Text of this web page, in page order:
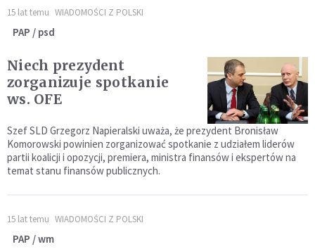
15 lat temu WIADOMOŚCI Z POLSKI
PAP / psd
Niech prezydent
zorganizuje spotkanie
ws. OFE
Szef SLD Grzegorz Napieralski uważa, że prezydent Bronisław
Komorowski powinien zorganizować spotkanie z udziałem liderów
partii koalicji i opozycji, premiera, ministra finansów i ekspertów na
temat stanu finansów publicznych.
15 lat temu WIADOMOŚCI Z POLSKI
PAP / wm